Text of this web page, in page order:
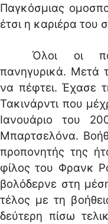
Παγκόσμιας
έτσι η καριέρα του
Όλοι οι
πανηγυρικά. Μετά
να πέφτει. Έχασε
Τακινάρντι που
Ιανουάριο του
Μπαρτσελόνα.
προπονητής της
φίλος του Φρανκ
βολόδερνε στη
τέλος με τη
δεύτερη πίσω